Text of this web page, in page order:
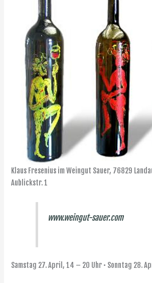
Klaus Fresenius im Weingut Sauer, 76829
Aublickstr. 1
www.weingut-sauer.com
Samstag 27. April, 14 – 20 Uhr • Sonntag 28.